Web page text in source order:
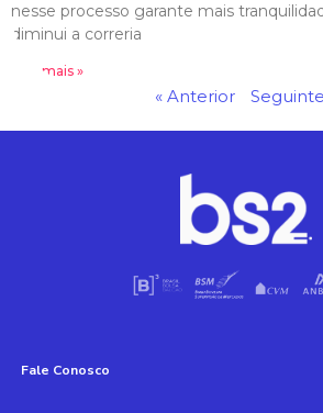
nesse processo garante mais
diminui a correria
Leia mais »
« Anterior
Fale Conosco